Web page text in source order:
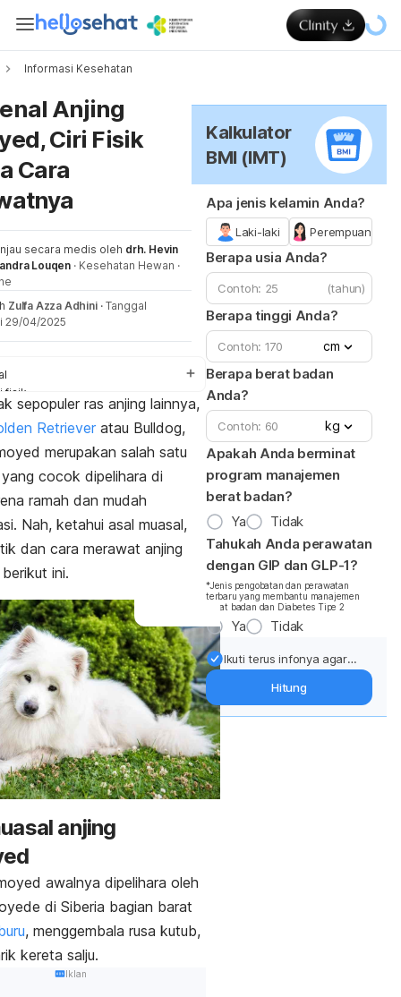
Informasi Kesehatan
Anjing
Ciri Fisik
Cara
secara medis oleh drh. Hevin
Louqen · Kesehatan Hewan ·
Zulfa Azza Adhini · Tanggal
29/04/2025
fisik
menarik
merawat
sepopuler ras anjing lainnya,
Retriever atau Bulldog,
merupakan salah satu
cocok dipelihara di
ramah dan mudah
Nah, ketahui asal muasal,
dan cara merawat anjing
ini.
anjing
awalnya dipelihara oleh
di Siberia bagian barat
, menggembala rusa kutub,
kereta salju.
Iklan
Kalkulator
BMI (IMT)
Apa jenis kelamin Anda?
Laki-laki Perempuan
Berapa usia Anda?
(tahun)
Berapa tinggi Anda?
cm
Berapa berat badan
Anda?
kg
Apakah Anda berminat
program manajemen
berat badan?
Ya
Tidak
Tahukah Anda perawatan
dengan GIP dan GLP-1?
*Jenis pengobatan dan perawatan
terbaru yang membantu manajemen
berat badan dan Diabetes Tipe 2
Ya Tidak
Ikuti terus infonya agar
Dapatkan update dari
Hitung